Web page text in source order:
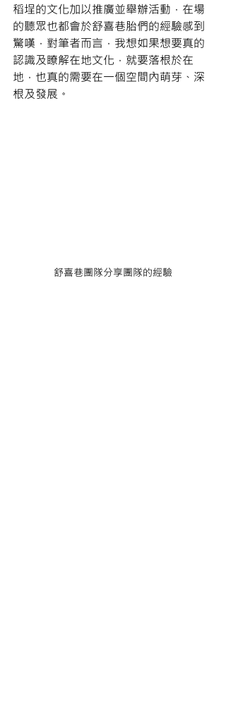
稻埕的文化加以推廣並舉辦活動，在場
的聽眾也都會於舒喜巷胎們的經驗感到
驚嘆，對筆者而言，我想如果想要真的
認識及瞭解在地文化，就要落根於在
地，也真的需要在一個空間內萌芽、深
根及發展。
舒喜巷團隊分享團隊的經驗